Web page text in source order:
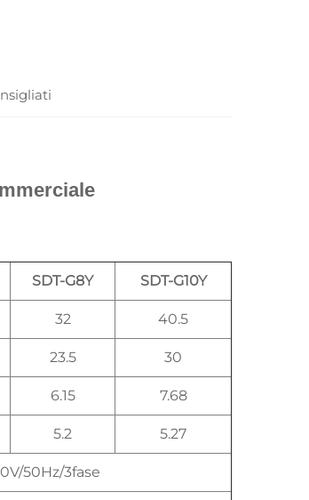
SDT-G8Y SDT-G10Y
32 40.5
23.5 30
6.15 7.68
5.2 5.27
50Hz/3fase